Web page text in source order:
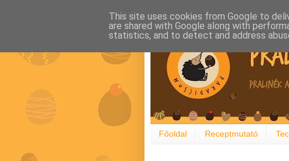
Főoldal Receptmutató
This site uses cookies from Google to
are shared with Google along with
statistics, and to detect and address